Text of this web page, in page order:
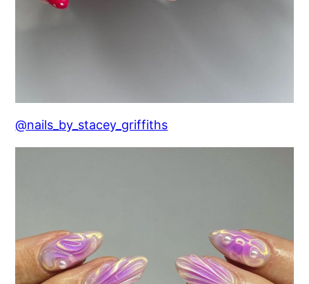
@nails_by_stacey_griffiths